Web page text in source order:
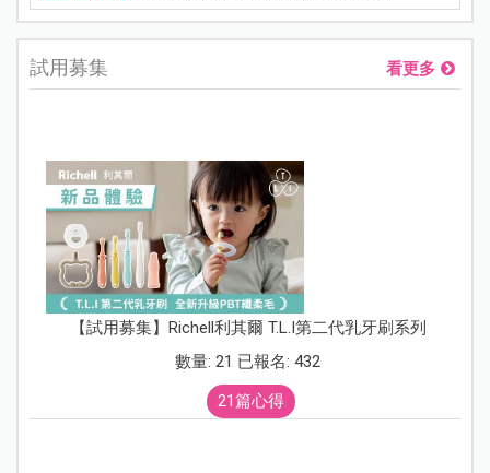
試用募集 看更多
【試用募集】Richell利其爾 T.L.I第二代乳牙刷系列
數量: 21 已報名: 432
21篇心得